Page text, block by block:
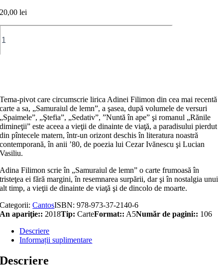
20,00lei
Tema-pivot care circumscrie lirica Adinei Filimon din cea mai recentă
carte a sa, „Samuraiul de lemn”, a şasea, după volumele de versuri
„Spaimele”, „Ştefia”, „Sedativ”, ”Nuntă în ape” şi romanul „Rănile
dimineţii” este aceea a vieţii de dinainte de viaţă, a paradisului pierdut
din pîntecele matern, într-un orizont deschis în literatura noastră
contemporană, în anii ’80, de poezia lui Cezar Ivănescu şi Lucian
Vasiliu.
Adina Filimon scrie în „Samuraiul de lemn” o carte frumoasă în
tristeţea ei fără margini, în resemnarea surpării, dar şi în nostalgia unui
alt timp, a vieţii de dinainte de viaţă şi de dincolo de moarte.
Categorii:CantosISBN:978-973-37-2140-6
An apariţie:: 2018Tip: CarteFormat:: A5Număr de pagini:: 106
Descriere
Informații suplimentare
Descriere